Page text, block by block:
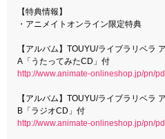
【特典情報】
・アニメイトオンライン限定特典
【アルバム】TOUYU/ライブラリベラ
A「うたってみたCD」付
http://www.animate-onlineshop.jp/pn/
【アルバム】TOUYU/ライブラリベラ
B「ラジオCD」付
http://www.animate-onlineshop.jp/pn/